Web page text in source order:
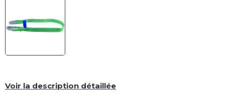
Voir la description détaillée